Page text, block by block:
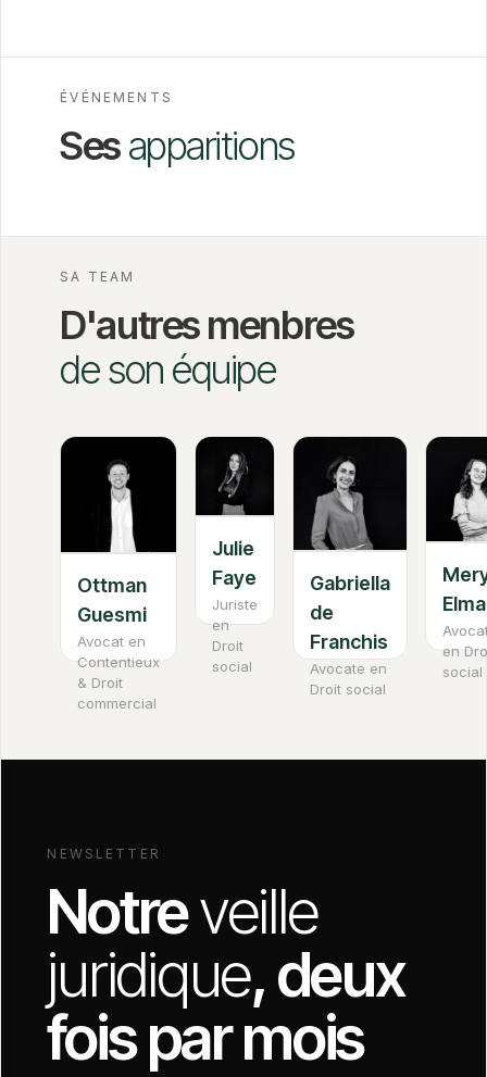
ÉVÉNEMENTS
Sesapparitions
SA TEAM
D'autres menbres
de son équipe
Ottman
Guesmi
Avocat en
Contentieux
& Droit
commercial
Julie
Faye
Juriste
en
Droit
social
Gabriella
de
Franchis
Avocate en
Droit social
en
social
NEWSLETTER
Notreveille
juridique, deux
fois par mois